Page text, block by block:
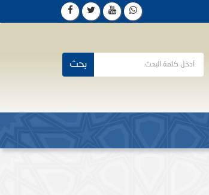
بحث